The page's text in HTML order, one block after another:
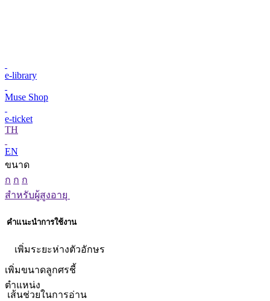
e-library
Muse Shop
e-ticket
TH
EN
ขนาด
ก ก ก
สำหรับผู้สูงอายุ
คำแนะนำการใช้งาน
เพิ่มระยะห่างตัวอักษร
เพิ่มขนาดลูกศรชี้
ตำแหน่ง
เส้นช่วยในการอ่าน